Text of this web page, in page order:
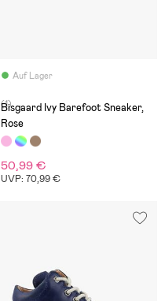
Auf Lager
(1)
Bisgaard Ivy Barefoot Sneaker,
Rose
50,99 €
UVP: 70,99 €